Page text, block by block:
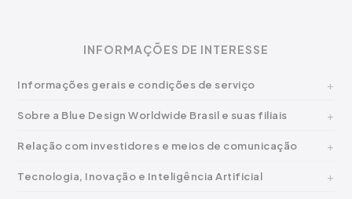
INFORMAÇÕES DE INTERESSE
Informações gerais e condições de serviço
Sobre a Blue Design Worldwide Brasil e suas filiais
Relação com investidores e meios de comunicação
Tecnologia, Inovação e Inteligência Artificial